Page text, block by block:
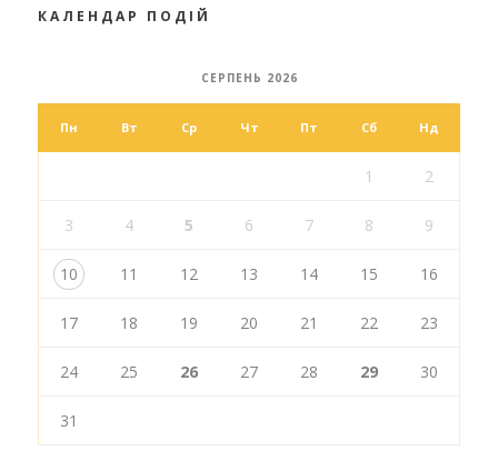
КАЛЕНДАР ПОДІЙ
СЕРПЕНЬ 2026
Пн Вт Ср Чт Пт Сб Нд
1 2
3 4 5 6 7 8 9
10 11 12 13 14 15 16
17 18 19 20 21 22 23
24 25 26 27 28 29 30
31